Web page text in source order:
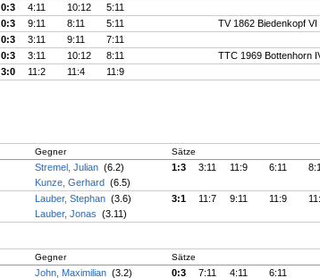
0:3 4:11 10:12
5:11
0:3 9:11 8:11 5:11 TV 1862 Biedenkopf VI
0:3 3:11 9:11
7:11
0:3 3:11 10:12 8:11 TTC 1969 Bottenhorn
3:0 11:2 11:4 11:9
Gegner Sätze
Stremel, Julian (6.2)
Kunze, Gerhard (6.5)
1:3 3:11 11:9 6:11
Lauber, Stephan (3.6)
Lauber, Jonas (3.11)
3:1 11:7 9:11 11:9
Gegner Sätze
John, Maximilian (3.2) 0:3 7:11 4:11 6:11